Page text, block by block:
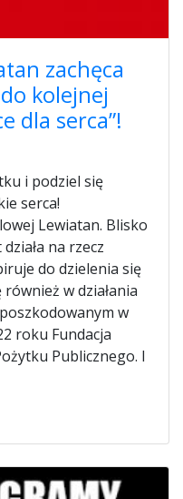
zachęca
kolejnej
dla serca”!
i podziel się
serca!
Lewiatan. Blisko
na rzecz
do dzielenia się
w działania
w
roku Fundacja
Publicznego. I